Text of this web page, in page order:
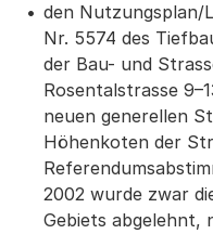
den Nutzungsplan/
Nr. 5574 des
der Bau- und
Rosentalstrasse
neuen generellen
Höhenkoten der
2002 wurde zwar
Gebiets abgelehnt,